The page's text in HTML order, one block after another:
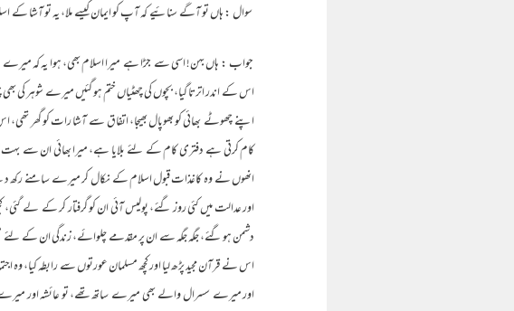
سوال : ہاں تو آگے سنائیے کہ آپ کو ایمان کیسے ملا، یہ تو آشا کے
جواب : ہاں بہن! اسی سے جڑا ہے میرا اسلام بھی، ہوا یہ کہ میرے
اس کے اندر اترتا گیا، بچوں کی چھٹیاں ختم ہو گئیں میرے شوہر کی بھی
اپنے چھوٹے بھائی کو بھوپال بھیجا، اتفاق سے آشا رات کو گھر
کام کرتی ہے دفتری کام کے لئے بلایا ہے، میرا بھائی ان سے بہت
انھوں نے وہ کاغذات قبول اسلام کے نکال کر میرے سامنے رکھ
اور عدالت میں کئی روز گئے، پولیس آئی ان کو گرفتار کر کے لے
دشمن ہو گئے، جگہ جگہ سے ان پر مقدمے چلوائے، زندگی ان کے لئے
اس نے قرآن مجید پڑھ لیا اور کچھ مسلمان عورتوں سے رابطہ کیا، وہ
اور میرے سسرال والے بھی میرے ساتھ تھے، تو عائشہ اور میرے